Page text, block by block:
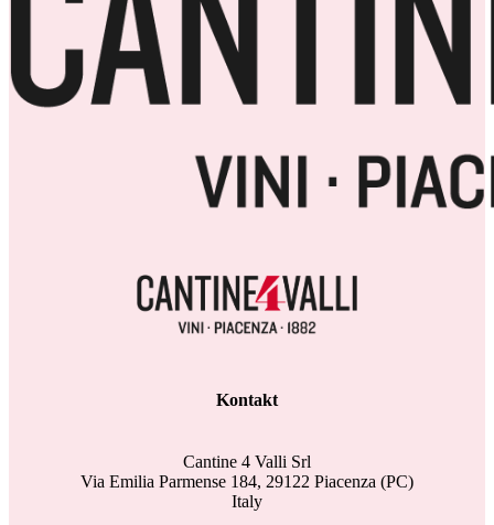
Kontakt
Cantine 4 Valli Srl
Via Emilia Parmense 184, 29122 Piacenza (PC)
Italy